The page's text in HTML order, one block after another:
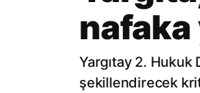
nafaka
Yargıtay 2. Hukuk
şekillendirecek